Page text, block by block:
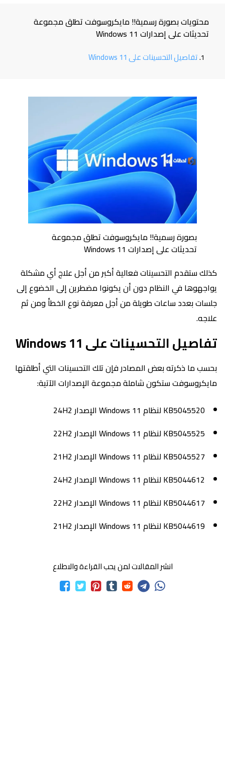
محتويات بصورة رسمية!! مايكروسوفت تطلق مجموعة
تحديثات على إصدارات Windows 11
تفاصيل التحسينات على Windows 11
بصورة رسمية!! مايكروسوفت تطلق مجموعة
تحديثات على إصدارات Windows 11
كذلك ستقدم التحسينات فعالية أكبر من أجل علاج أي مشكلة
يواجهوها في النظام دون أن يكونوا مضطرين إلى الخضوع إلى
جلسات بعدد ساعات طويلة من أجل معرفة نوع الخطأ ومن ثم
علاجه.
تفاصيل التحسينات على Windows 11
بحسب ما ذكرته بعض المصادر فإن تلك التحسينات التي أطلقتها
مايكروسوفت ستكون شاملة مجموعة الإصدارات الآتية:
KB5045520 لنظام Windows 11 الإصدار 24H2
KB5045525 لنظام Windows 11 الإصدار 22H2
KB5045527 لنظام Windows 11 الإصدار 21H2
KB5044612 لنظام Windows 11 الإصدار 24H2
KB5044617 لنظام Windows 11 الإصدار 22H2
KB5044619 لنظام Windows 11 الإصدار 21H2
انشر المقالات لمن يحب القراءة والاطلاع